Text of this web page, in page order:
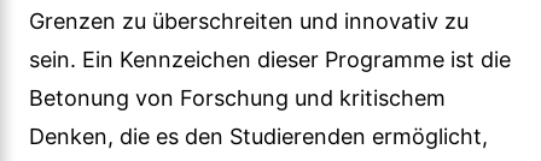
Grenzen zu überschreiten und innovativ zu
sein. Ein Kennzeichen dieser Programme ist die
Betonung von Forschung und kritischem
Denken, die es den Studierenden ermöglicht,